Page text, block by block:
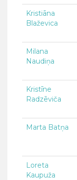
Kristiāna
Blaževica
Milana
Naudiņa
Kristīne
Radzēviča
Marta Batņa
Loreta
Kaupuža